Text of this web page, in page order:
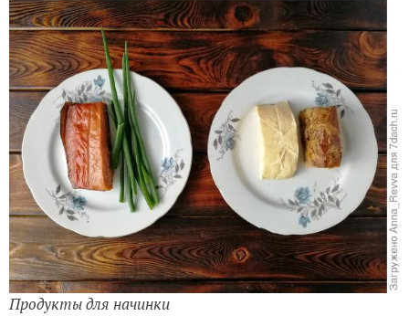
Продукты для начинки